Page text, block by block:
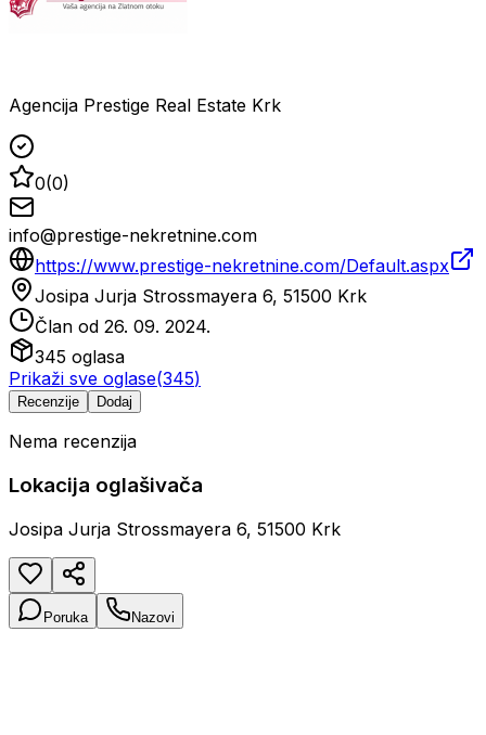
Agencija Prestige Real Estate Krk
0(0)
info@prestige-nekretnine.com
https://www.prestige-nekretnine.com/Default.aspx
Josipa Jurja Strossmayera 6, 51500 Krk
Član od 26. 09. 2024.
345 oglasa
Prikaži sve oglase(345)
Recenzije Dodaj
Nema recenzija
Lokacija oglašivača
Josipa Jurja Strossmayera 6, 51500 Krk
Poruka Nazovi